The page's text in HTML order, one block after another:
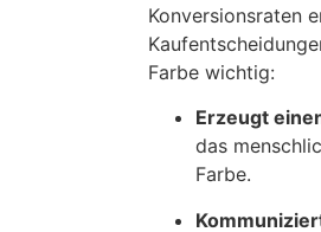
Konversionsraten
Farbe wichtig:
Erzeugt
das
Farbe.